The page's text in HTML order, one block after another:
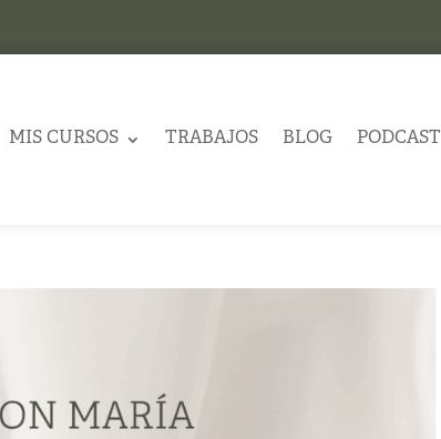
MIS CURSOS TRABAJOS BLOG PODCAST